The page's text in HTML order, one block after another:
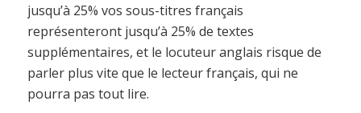
jusqu’à 25% vos sous-titres français
représenteront jusqu’à 25% de textes
supplémentaires, et le locuteur anglais risque de
parler plus vite que le lecteur français, qui ne
pourra pas tout lire.